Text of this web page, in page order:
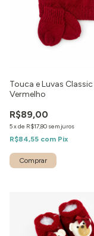
Touca e Luvas
Vermelho
R$89,00
5xde R$17,80 sem juros
R$84,55 com Pix